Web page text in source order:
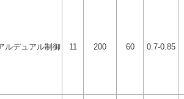
ルデュアル制御 11 200 60 0.7-0.85